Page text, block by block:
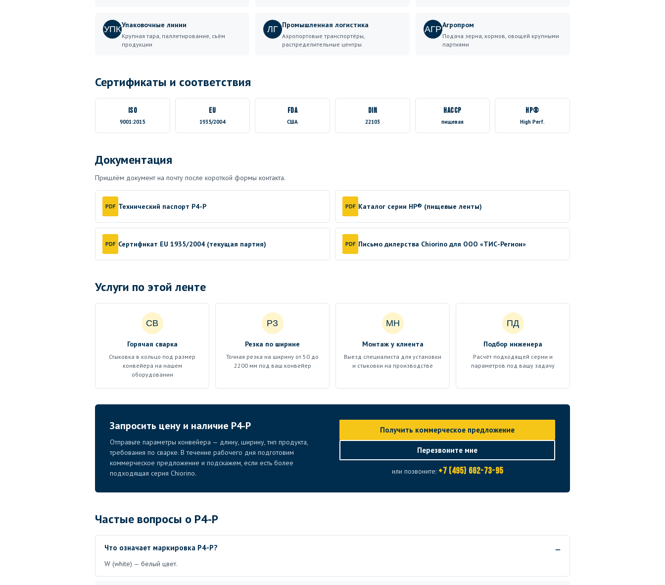
УПКУпаковочные линии
Крупная тара, паллетирование, съём
продукции
ЛГ Промышленная логистика
Аэропортовые транспортёры,
распределительные центры
АГРАгропром
Подача зерна, кормов, овощей крупными
партиями
Сертификаты и соответствия
ISO
9001:2015
EU
1935/2004
FDA
США
DIN
22103
HACCP
пищевая
HP®
High Perf.
Документация
Пришлём документ на почту после короткой формы контакта.
PDF Технический паспорт P4-P PDF Каталог серии HP® (пищевые ленты)
PDF Сертификат EU 1935/2004 (текущая партия) PDF Письмо дилерства Chiorino для ООО «ТИС-Регион»
Услуги по этой ленте
СВ
Горячая сварка
Стыковка в кольцо под размер
конвейера на нашем
оборудовании
РЗ
Резка по ширине
Точная резка на ширину от 50 до
2200 мм под ваш конвейер
МН
Монтаж у клиента
Выезд специалиста для установки
и стыковки на производстве
ПД
Подбор инженера
Расчёт подходящей серии и
параметров под вашу задачу
Запросить цену и наличие P4-P
Отправьте параметры конвейера — длину, ширину, тип продукта,
требования по сварке. В течение рабочего дня подготовим
коммерческое предложение и подскажем, если есть более
подходящая серия Chiorino.
Получить коммерческое предложение
Перезвоните мне
или позвоните: +7 (495) 662-73-95
Частые вопросы о P4-P
Что означает маркировка P4-P?
W (white) — белый цвет.